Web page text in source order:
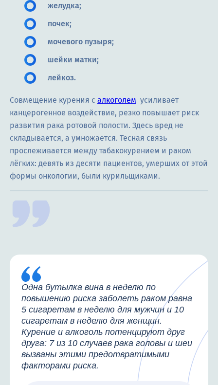
желудка;
почек;
мочевого пузыря;
шейки матки;
лейкоз.
Совмещение курения с алкоголем усиливает
канцерогенное воздействие, резко повышает риск
развития рака ротовой полости. Здесь вред не
складывается, а умножается. Тесная связь
прослеживается между табакокурением и раком
лёгких: девять из десяти пациентов, умерших от этой
формы онкологии, были курильщиками.
Одна бутылка вина в неделю по
повышению риска заболеть раком равна
5 сигаретам в неделю для мужчин и 10
сигаретам в неделю для женщин.
Курение и алкоголь потенцируют друг
друга: 7 из 10 случаев рака головы и шеи
вызваны этими предотвратимыми
факторами риска.